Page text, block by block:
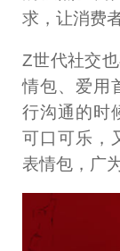
求，让消费
Z世代社交
情包、爱用
行沟通的时
可口可乐，
表情包，广